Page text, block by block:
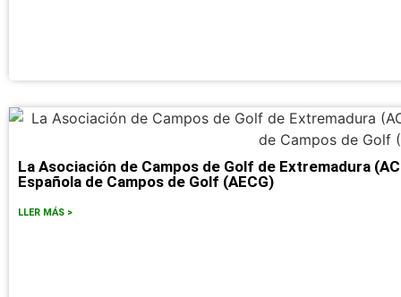
La Asociación de Campos de Golf de Extremadura
Española de Campos de Golf (AECG)
LLER MÁS >